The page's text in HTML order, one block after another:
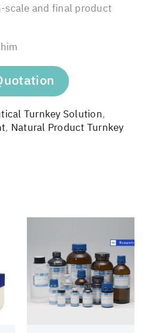
scale and final product
Turnkey Solution,
, Natural Product Turnkey